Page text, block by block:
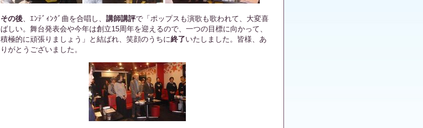
その後 、ｴﾝﾃﾞｨﾝｸﾞ曲を合唱し、 講師講評で「ポップスも演歌も歌われて、大変喜
ばしい。舞台発表会や今年は創立15周年を迎えるので、一つの目標に向かって、
積極的に頑張りましょう」と結ばれ、笑顔のうちに終了いたしました。皆様、あ
りがとうございました。